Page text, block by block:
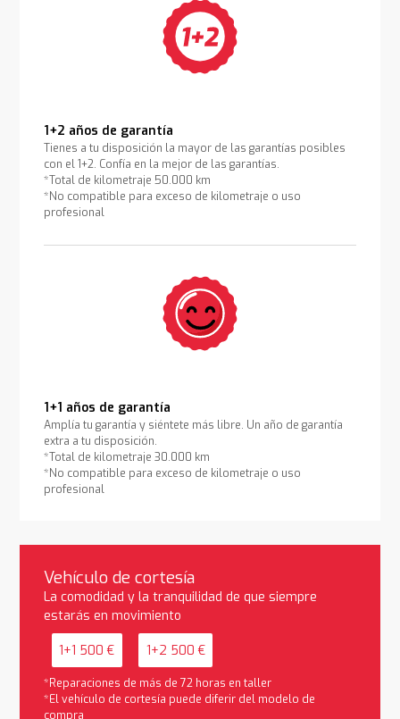
1+2 años de garantía
Tienes a tu disposición la mayor de las garantías posibles
con el 1+2. Confía en la mejor de las garantías.
*Total de kilometraje 50.000 km
*No compatible para exceso de kilometraje o uso
profesional
1+1 años de garantía
Amplía tu garantía y siéntete más libre. Un año de garantía
extra a tu disposición.
*Total de kilometraje 30.000 km
*No compatible para exceso de kilometraje o uso
profesional
Vehículo de cortesía
La comodidad y la tranquilidad de que siempre
estarás en movimiento
1+1 500 € 1+2 500 €
*Reparaciones de más de 72 horas en taller
*El vehículo de cortesía puede diferir del modelo de
compra